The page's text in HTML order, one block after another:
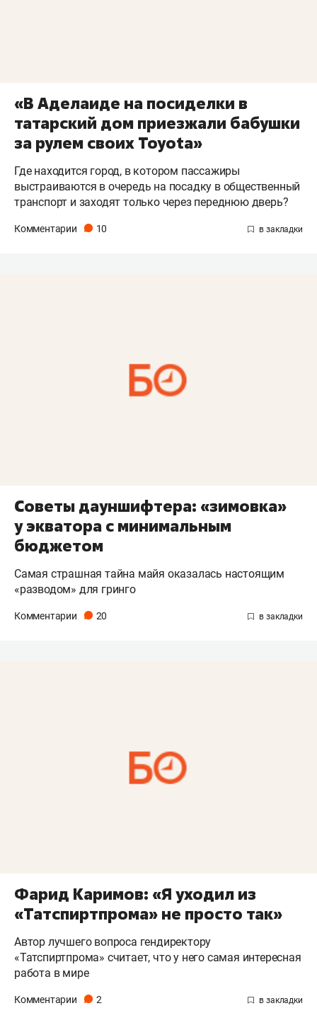
«В Аделаиде на посиделки в
татарский дом приезжали бабушки
за рулем своих Toyota»
Где находится город, в котором пассажиры
выстраиваются в очередь на посадку в общественный
транспорт и заходят только через переднюю дверь?
Комментарии 10
Советы дауншифтера: «зимовка»
у экватора с минимальным
бюджетом
Самая страшная тайна майя оказалась настоящим
«разводом» для гринго
Комментарии 20
Фарид Каримов: «Я уходил из
«Татспиртпрома» не просто так»
Автор лучшего вопроса гендиректору
«Татспиртпрома» считает, что у него самая интересная
работа в мире
Комментарии 2